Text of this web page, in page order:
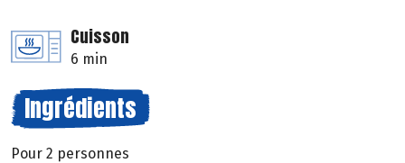
Cuisson
6 min
Ingrédients
Pour 2 personnes